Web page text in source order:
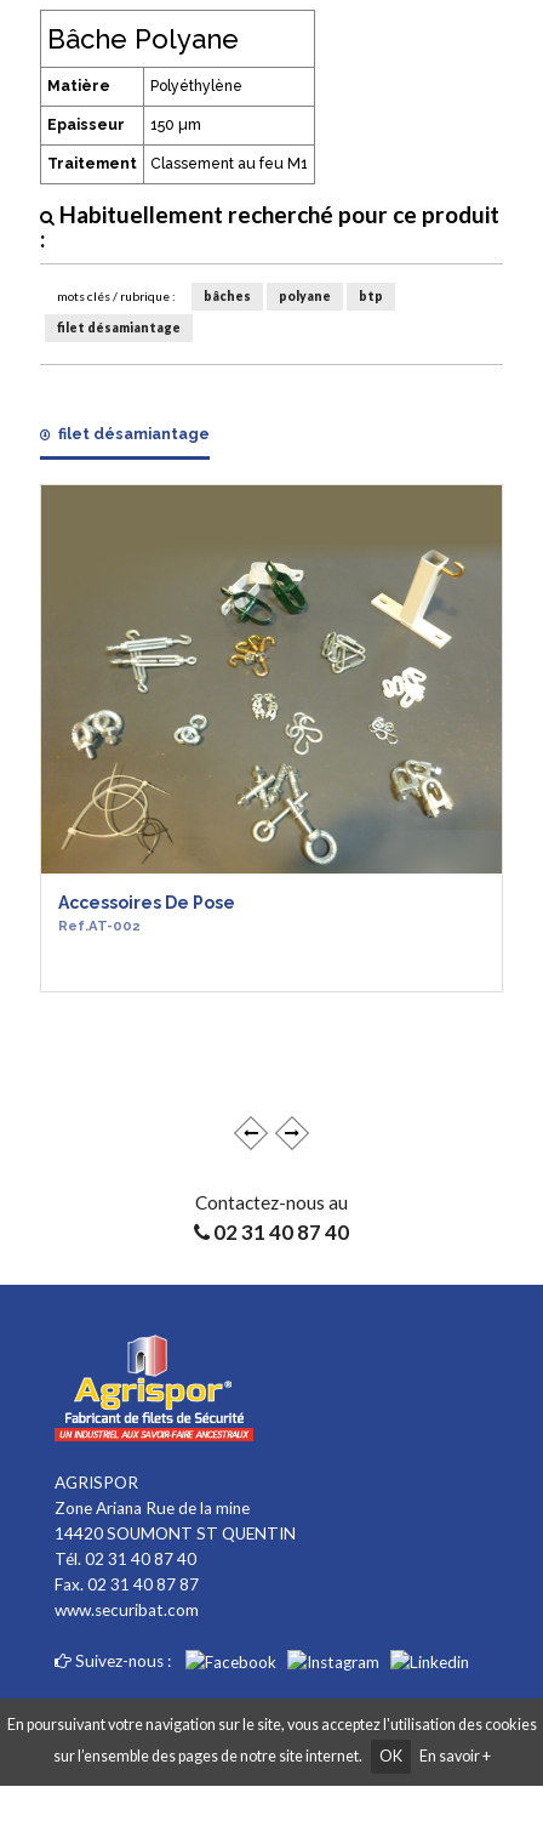
Bâche Polyane
Matière Polyéthylène
Epaisseur 150 µm
Traitement Classement au feu M1
Habituellement recherché pour ce produit
:
mots clés / rubrique : bâches polyane btp
filet désamiantage
filet désamiantage
Accessoires De Pose
Ref.AT-002
Contactez-nous au
02 31 40 87 40
AGRISPOR
Zone Ariana Rue de la mine
14420 SOUMONT ST QUENTIN
Tél. 02 31 40 87 40
Fax. 02 31 40 87 87
www.securibat.com
Suivez-nous :
Copyright AGRISPOR 2018 © - Tous droits réservés - Site réalisé par Graphibox
En poursuivant votre navigation sur le site, vous acceptez l'utilisation des cookies
sur l’ensemble des pages de notre site internet.
OK En savoir +